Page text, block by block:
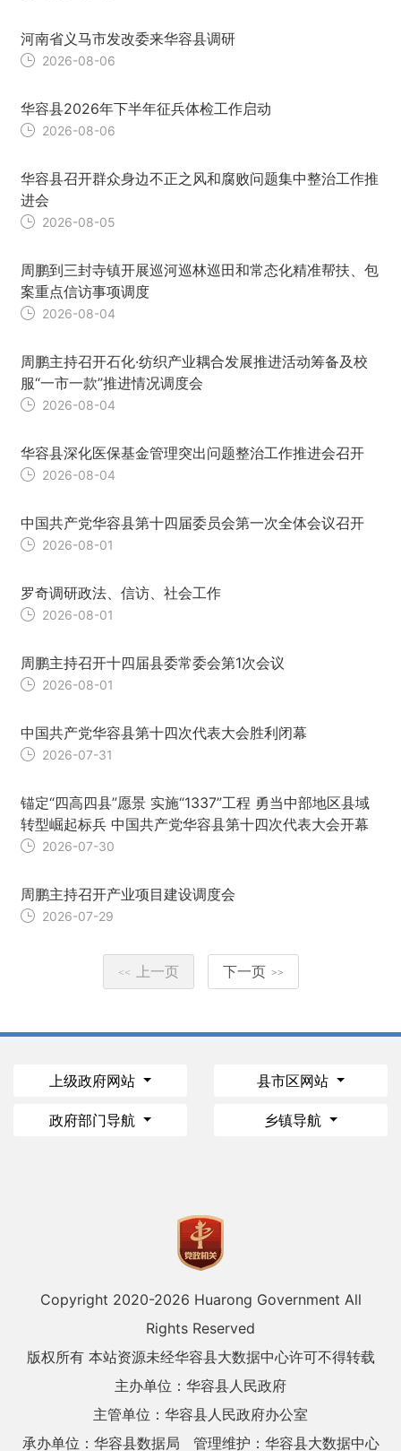
河南省义马市发改委来华容县调研
2026-08-06
华容县2026年下半年征兵体检工作启动
2026-08-06
华容县召开群众身边不正之风和腐败问题集中整治工作推
进会
2026-08-05
周鹏到三封寺镇开展巡河巡林巡田和常态化精准帮扶、包
案重点信访事项调度
2026-08-04
周鹏主持召开石化·纺织产业耦合发展推进活动筹备及校
服“一市一款”推进情况调度会
2026-08-04
华容县深化医保基金管理突出问题整治工作推进会召开
2026-08-04
中国共产党华容县第十四届委员会第一次全体会议召开
2026-08-01
罗奇调研政法、信访、社会工作
2026-08-01
周鹏主持召开十四届县委常委会第1次会议
2026-08-01
中国共产党华容县第十四次代表大会胜利闭幕
2026-07-31
锚定“四高四县”愿景 实施“1337”工程 勇当中部地区县域
转型崛起标兵 中国共产党华容县第十四次代表大会开幕
2026-07-30
周鹏主持召开产业项目建设调度会
2026-07-29
<< 上一页 下一页 >>
上级政府网站 县市区网站
政府部门导航 乡镇导航
Copyright 2020-2026 Huarong Government All
Rights Reserved
版权所有 本站资源未经华容县大数据中心许可不得转载
主办单位：华容县人民政府
主管单位：华容县人民政府办公室
承办单位：华容县数据局
管理维护：华容县大数据中心